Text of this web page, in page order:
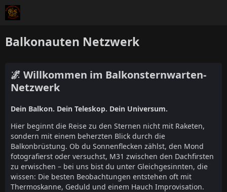
Balkonauten Netzwerk
🌌 Willkommen im Balkonsternwarten-
Netzwerk
Dein Balkon. Dein Teleskop. Dein Universum.
Hier beginnt die Reise zu den Sternen nicht mit Raketen,
sondern mit einem beherzten Blick durch die
Balkonbrüstung. Ob du Sonnenflecken zählst, den Mond
fotografierst oder versuchst, M31 zwischen den Dachfirsten
zu erwischen – bei uns bist du unter Gleichgesinnten, die
wissen: Die besten Beobachtungen entstehen oft mit
Thermoskanne, Geduld und einem Hauch Improvisation.